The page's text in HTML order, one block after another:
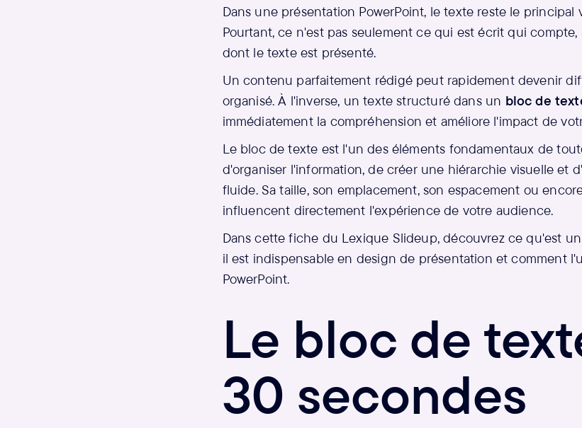
Dans une présentation PowerPoint, le texte reste le
Pourtant, ce n'est pas seulement ce qui est écrit qui compte,
dont le texte est présenté.
Un contenu parfaitement rédigé peut rapidement devenir
organisé. À l'inverse, un texte structuré dans un bloc de
immédiatement la compréhension et améliore l'impact de
Le bloc de texte est l'un des éléments fondamentaux de
d'organiser l'information, de créer une hiérarchie visuelle et
fluide. Sa taille, son emplacement, son espacement ou
influencent directement l'expérience de votre audience.
Dans cette fiche du Lexique Slideup, découvrez ce qu'est
il est indispensable en design de présentation et comment
PowerPoint.
Le bloc de
30 secondes